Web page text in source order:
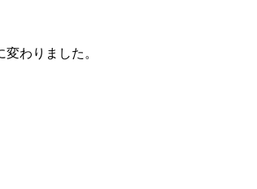
わりました。